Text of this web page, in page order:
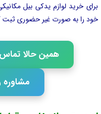
برای خرید لوازم یدکی بیل
خود را به صورت غیر حضوری ثبت
همین حالا تماس بگیرید:
مشاوره